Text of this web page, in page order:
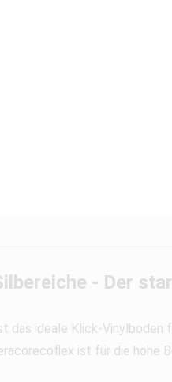
- Der
ideale Klick-Vinylboden
ist für die hohe